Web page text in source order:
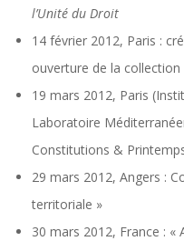
l’Unité du Droit
14 février 2012, Paris :
ouverture de la collection
19 mars 2012, Paris
Laboratoire
Constitutions &
29 mars 2012, Angers :
territoriale »
30 mars 2012, France : «